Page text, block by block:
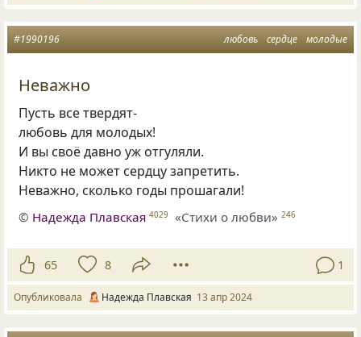
любовь сердце молодые
#1990196
Неважно
Пусть все твердят-
любовь для молодых!
И вы своё давно уж отгуляли.
Никто не может сердцу запретить.
Неважно, сколько годы прошагали!
© Надежда Плавская 4029 «Стихи о любви» 246
65 8 1
Опубликовала Надежда Плавская 13 апр 2024